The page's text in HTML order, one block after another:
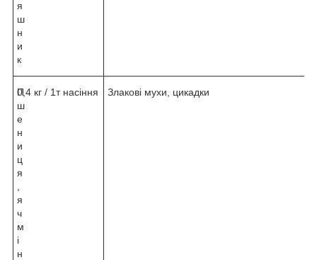
я
ш
н
и
к
П
ш
е
н
и
ц
я
я
ч
м
і
н
0,4 кг / 1т насіння Злакові мухи, цикадки